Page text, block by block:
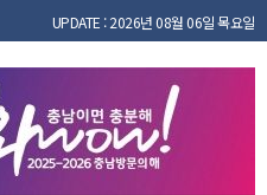
UPDATE : 2026년 08월 06일 목요일